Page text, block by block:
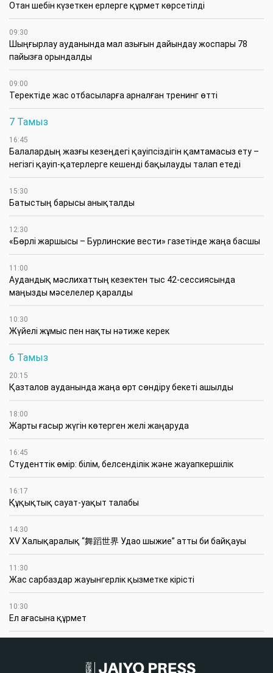
Отан шебін күзеткен ерлерге құрмет көрсетілді
09:30
​Шыңғырлау ауданында мал азығын дайындау жоспары 78
пайызға орындалды
09:00
​Теректіде жас отбасыларға арналған тренинг өтті
7 Тамыз
16:45
Балалардың жазғы кезеңдегі қауіпсіздігін қамтамасыз ету –
негізгі қауіп-қатерлерге кешенді бақылауды талап етеді
15:30
Батыстың барысы анықталды
12:30
«Бөрлі жаршысы – Бурлинские вести» газетінде жаңа басшы
11:00
Аудандық мәслихаттың кезектен тыс 42-сессиясында
маңызды мәселелер қаралды
10:30
Жүйелі жұмыс пен нақты нәтиже керек
6 Тамыз
20:15
Қазталов ауданында жаңа өрт сөндіру бекеті ашылды
18:00
Жарты ғасыр жүгін көтерген желі жаңаруда
16:45
Студенттік өмір: білім, белсенділік және жауапкершілік
16:17
Құқықтық сауат-уақыт талабы
14:30
XV Халықаралық “舞蹈世界 Удао шыжие” атты би байқауы
11:30
Жас сарбаздар жауынгерлік қызметке кірісті
10:30
Ел ағасына құрмет